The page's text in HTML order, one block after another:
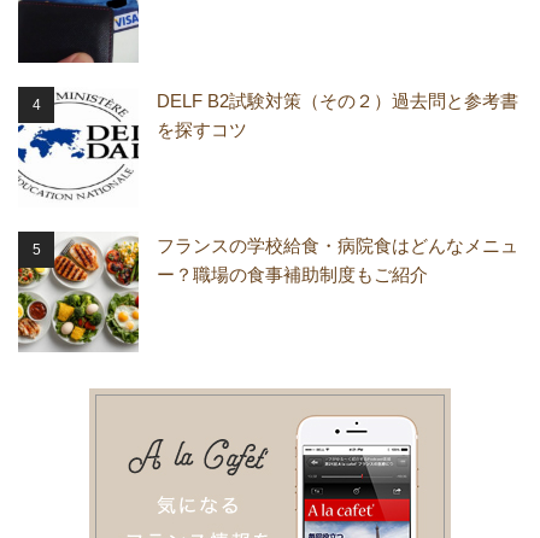
DELF B2試験対策（その２）過去問と参考書
を探すコツ
フランスの学校給食・病院食はどんなメニュ
ー？職場の食事補助制度もご紹介